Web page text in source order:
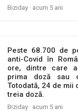
Biziday · acum 5 ani
Peste 68.700 de
anti-Covid în
ore, dintre care
prima doză sau
Totodată, 24 de mii
treia doză.
Biziday · acum 5 ani